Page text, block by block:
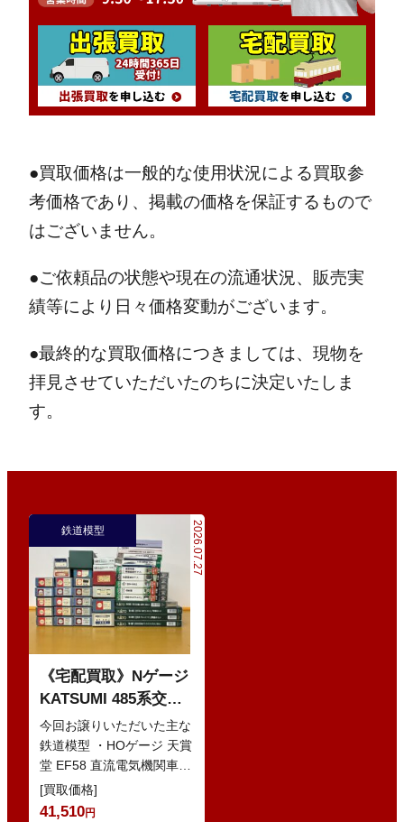
●買取価格は一般的な使用状況による買取参
考価格であり、掲載の価格を保証するもので
はございません。
●ご依頼品の状態や現在の流通状況、販売実
績等により日々価格変動がございます。
●最終的な買取価格につきましては、現物を
拝見させていただいたのちに決定いたしま
す。
2026.07.27
鉄道模型
《宅配買取》Nゲージ
KATSUMI 485系交直
流特急型電車 などの
鉄道模型
今回お譲りいただいた主な
鉄道模型 ・HOゲージ 天賞
堂 EF58 直流電気機関車
・Nゲージ KATO 10-386
285系0番…
[買取価格]
41,510円